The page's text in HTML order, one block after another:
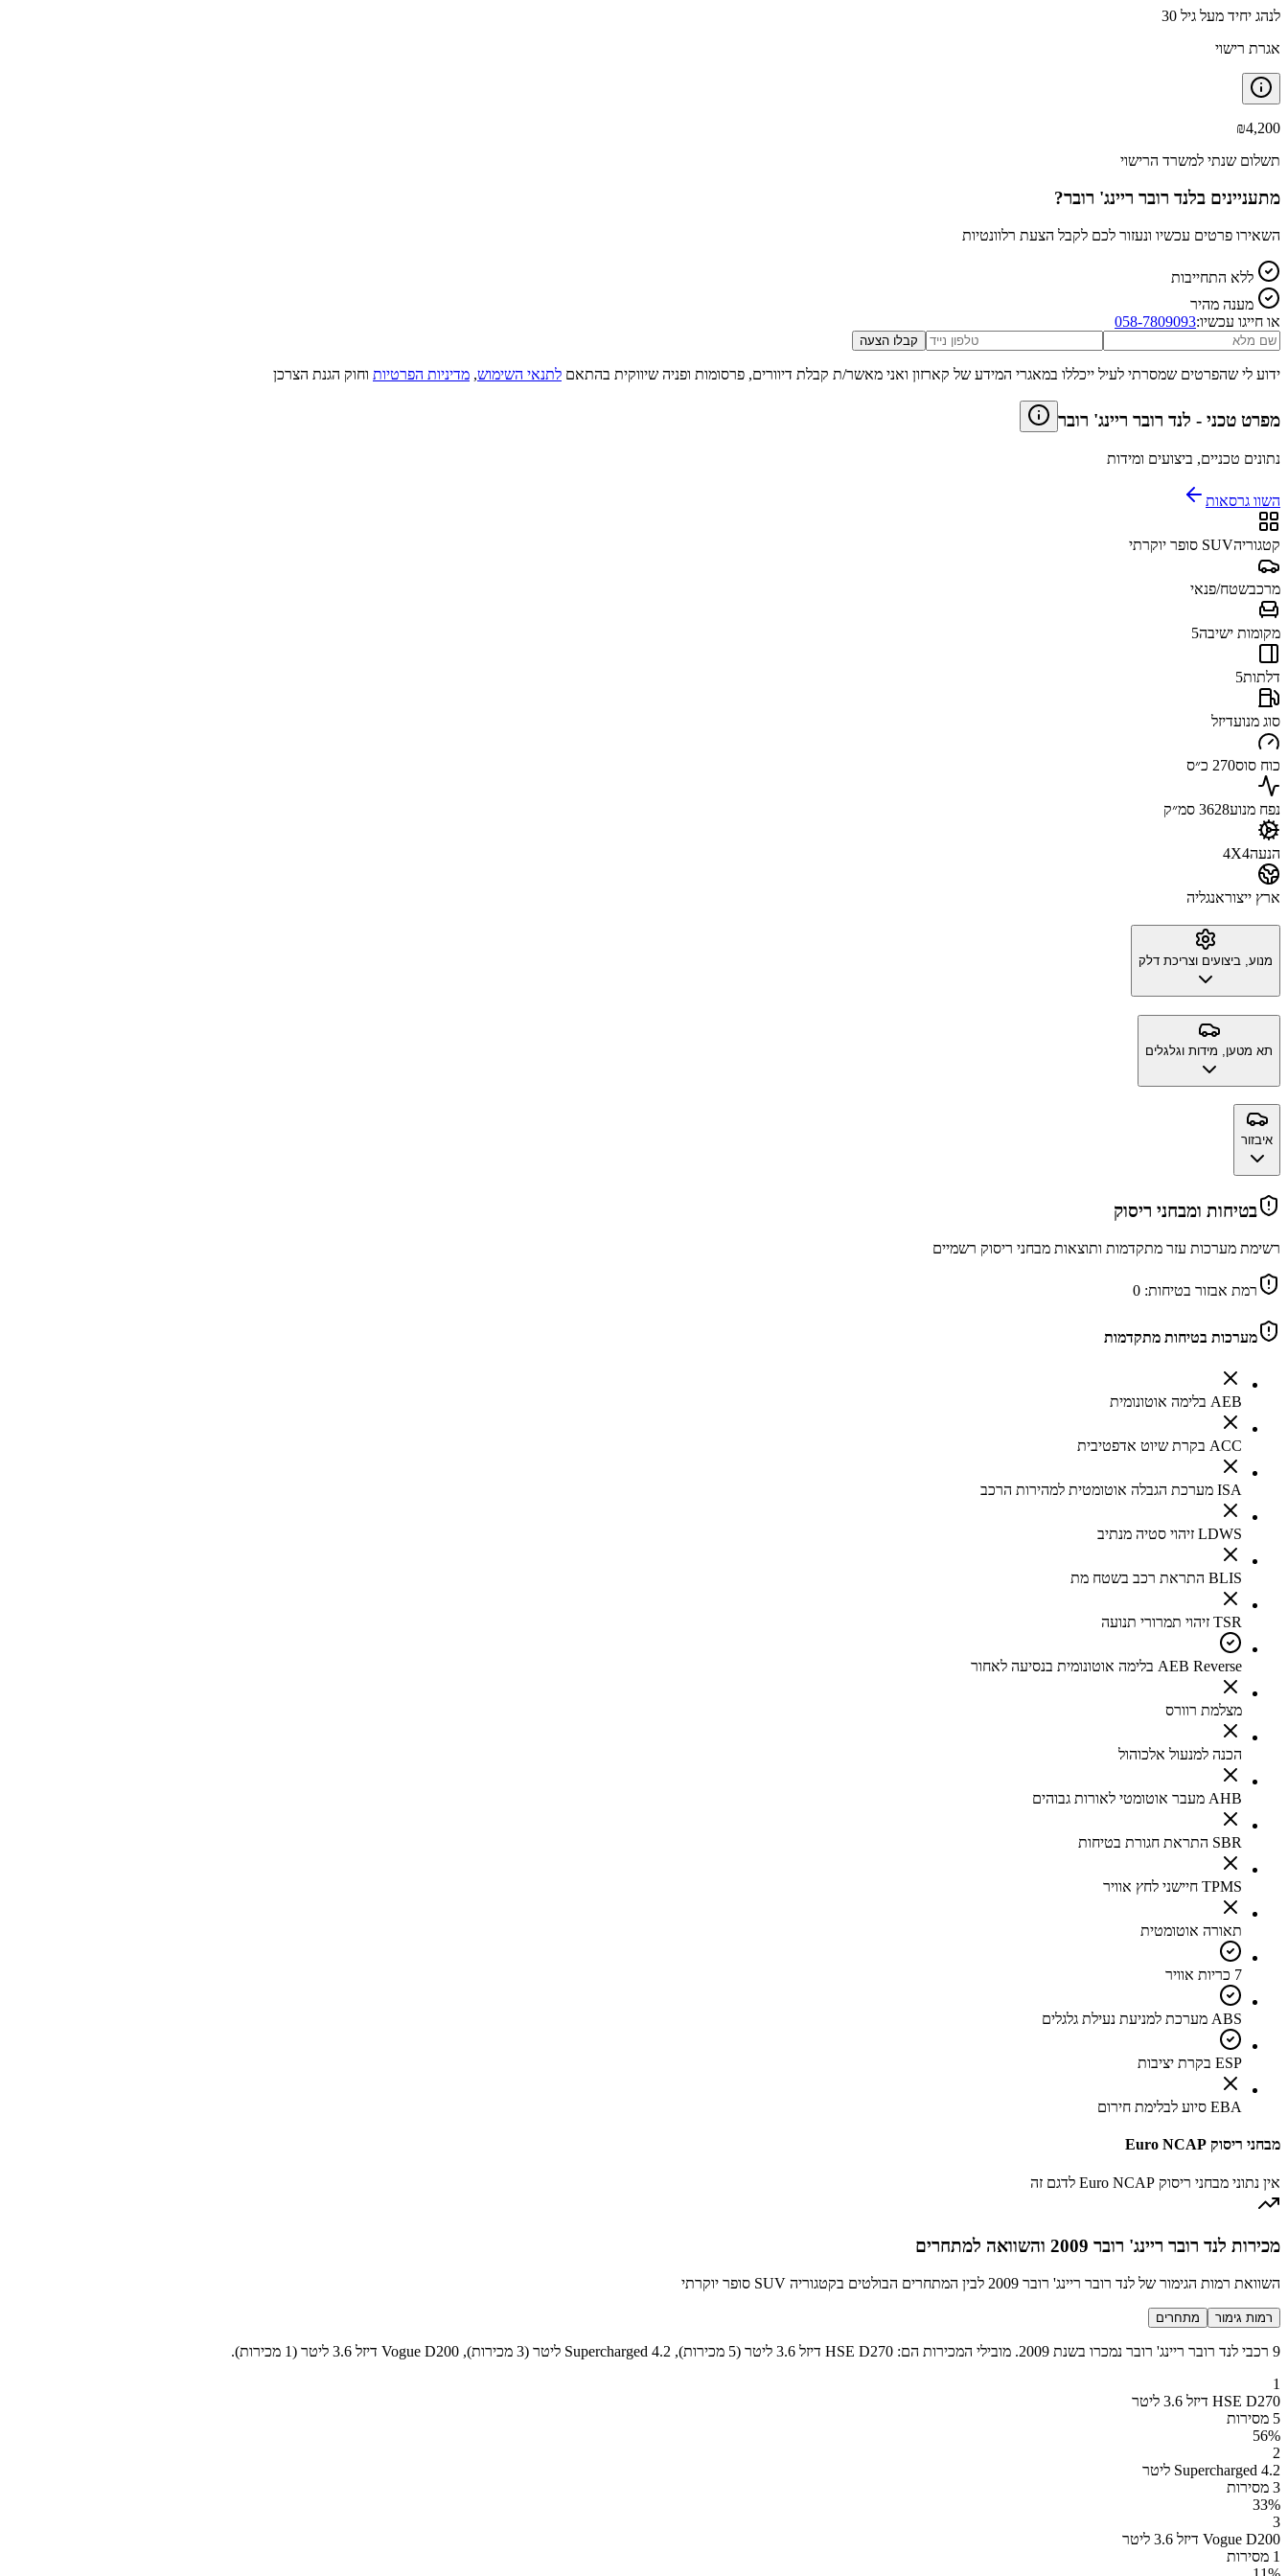
לנהג יחיד מעל גיל 30
אגרת רישוי
₪4,200
תשלום שנתי למשרד הרישוי
מתעניינים בלנד רובר ריינג' רובר?
השאירו פרטים עכשיו ונעזור לכם לקבל הצעת רלוונטיות
ללא התחייבות
מענה מהיר
או חייגו עכשיו:058-7809093
קבלו הצעה
ידוע לי שהפרטים שמסרתי לעיל ייכללו במאגרי המידע של קארזון ואני מאשר/ת קבלת דיוורים, פרסומות ופניה שיווקית בהתאם לתנאי השימוש, מדיניות הפרטיות וחוק הגנת הצרכן
מפרט טכני - לנד רובר ריינג' רובר
נתונים טכניים, ביצועים ומידות
השוו גרסאות
קטגוריהSUV סופר יוקרתי
מרכבשטח/פנאי
מקומות ישיבה5
דלתות5
סוג מנועדיזל
כוח סוס270 כ״ס
נפח מנוע3628 סמ״ק
הנעה4X4
ארץ ייצוראנגליה
מנוע, ביצועים וצריכת דלק
תא מטען, מידות וגלגלים
איבזור
בטיחות ומבחני ריסוק
רשימת מערכות עזר מתקדמות ותוצאות מבחני ריסוק רשמיים
רמת אבזור בטיחות: 0
מערכות בטיחות מתקדמות
AEB בלימה אוטונומית
ACC בקרת שיוט אדפטיבית
ISA מערכת הגבלה אוטומטית למהירות הרכב
LDWS זיהוי סטיה מנתיב
BLIS התראת רכב בשטח מת
TSR זיהוי תמרורי תנועה
AEB Reverse בלימה אוטונומית בנסיעה לאחור
מצלמת רוורס
הכנה למנעול אלכוהול
AHB מעבר אוטומטי לאורות גבוהים
SBR התראת חגורת בטיחות
TPMS חיישני לחץ אוויר
תאורה אוטומטית
7 כריות אוויר
ABS מערכת למניעת נעילת גלגלים
ESP בקרת יציבות
EBA סיוע לבלימת חירום
מבחני ריסוק Euro NCAP
אין נתוני מבחני ריסוק Euro NCAP לדגם זה
מכירות לנד רובר ריינג' רובר 2009 והשוואה למתחרים
השוואת רמות הגימור של לנד רובר ריינג' רובר 2009 לבין המתחרים הבולטים בקטגוריה SUV סופר יוקרתי
רמות גימור מתחרים
9 רכבי לנד רובר ריינג' רובר נמכרו בשנת 2009. מובילי המכירות הם: HSE D270 דיזל 3.6 ליטר (5 מכירות), Supercharged 4.2 ליטר (3 מכירות), Vogue D200 דיזל 3.6 ליטר (1 מכירות).
1
HSE D270 דיזל 3.6 ליטר
5 מסירות
56%
2
Supercharged 4.2 ליטר
3 מסירות
33%
3
Vogue D200 דיזל 3.6 ליטר
1 מסירות